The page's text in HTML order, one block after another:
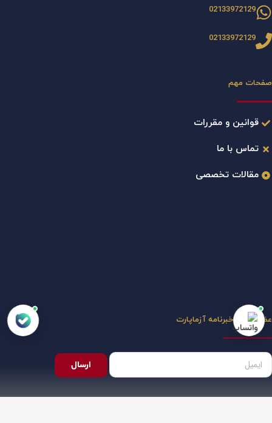
02133972129
02133972129
صفحات مهم
قوانین و مقررات
تماس با ما
مقالات تخصصی
عضویت در خبرنامه آزماپارت
ارسال